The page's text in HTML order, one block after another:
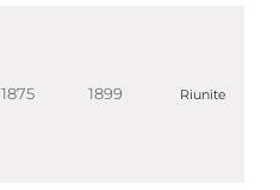
1875 1899 Riunite